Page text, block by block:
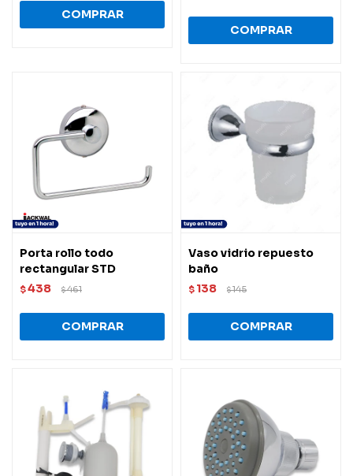
Porta rollo todo
rectangular STD
$438 $461
Vaso vidrio repuesto
baño
$ 138 $145